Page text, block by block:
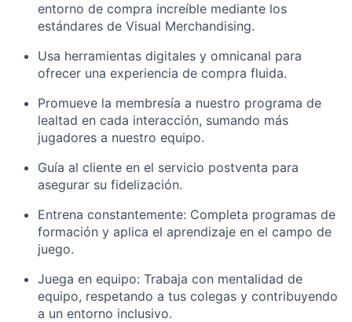
entorno de compra increíble mediante los
estándares de Visual Merchandising.
Usa herramientas digitales y omnicanal para
ofrecer una experiencia de compra fluida.
Promueve la membresía a nuestro programa de
lealtad en cada interacción, sumando más
jugadores a nuestro equipo.
Guía al cliente en el servicio postventa para
asegurar su fidelización.
Entrena constantemente: Completa programas de
formación y aplica el aprendizaje en el campo de
juego.
Juega en equipo: Trabaja con mentalidad de
equipo, respetando a tus colegas y contribuyendo
a un entorno inclusivo.